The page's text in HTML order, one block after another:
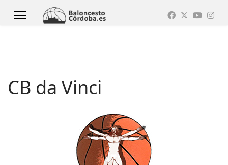
CB da Vinci